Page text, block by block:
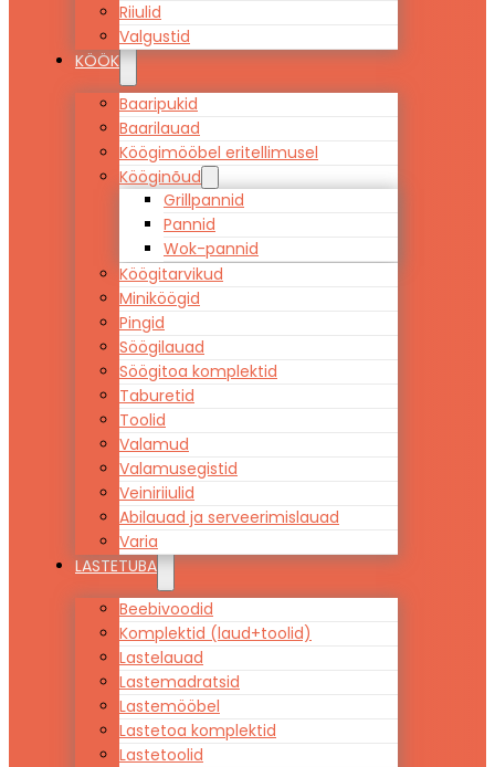
Riiulid
Valgustid
KÖÖK
Baaripukid
Baarilauad
Köögimööbel eritellimusel
Kööginõud
Grillpannid
Pannid
Wok-pannid
Köögitarvikud
Miniköögid
Pingid
Söögilauad
Söögitoa komplektid
Taburetid
Toolid
Valamud
Valamusegistid
Veiniriiulid
Abilauad ja serveerimislauad
Varia
LASTETUBA
Beebivoodid
Komplektid (laud+toolid)
Lastelauad
Lastemadratsid
Lastemööbel
Lastetoa komplektid
Lastetoolid